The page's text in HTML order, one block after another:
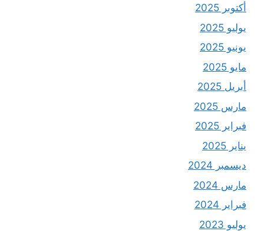
أكتوبر 2025
يوليو 2025
يونيو 2025
مايو 2025
أبريل 2025
مارس 2025
فبراير 2025
يناير 2025
ديسمبر 2024
مارس 2024
فبراير 2024
يوليو 2023